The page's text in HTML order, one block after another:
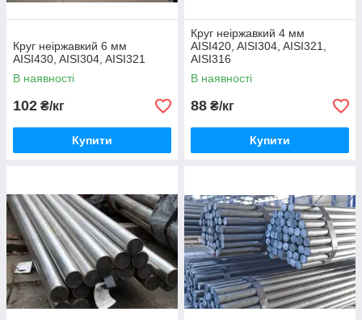
Круг неіржавкий 6 мм
AISI430, AISI304, AISI321
В наявності
102 ₴/кг
Купити
Круг неіржавкий 4 мм
AISI420, AISI304, AISI321,
AISI316
В наявності
88 ₴/кг
Купити